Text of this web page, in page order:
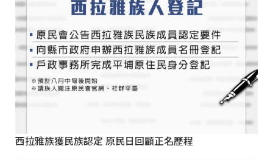
西拉雅族獲民族認定 原民日回顧正名歷程